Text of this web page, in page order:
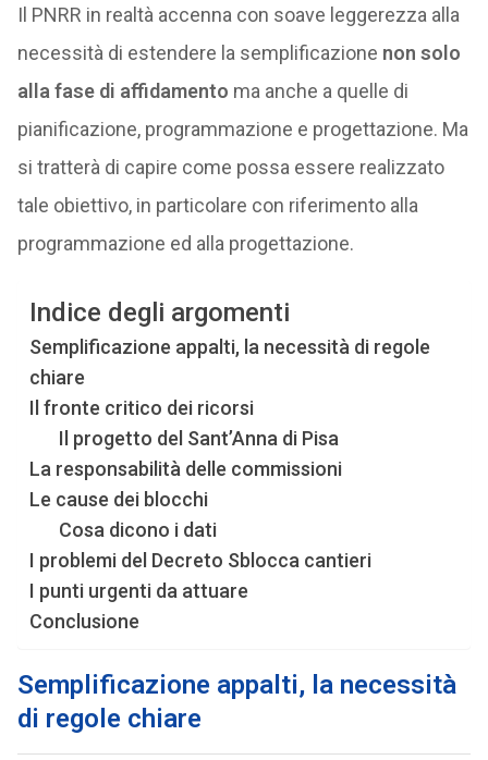
Il PNRR in realtà accenna con soave leggerezza alla
necessità di estendere la semplificazione non solo
alla fase di affidamento ma anche a quelle di
pianificazione, programmazione e progettazione. Ma
si tratterà di capire come possa essere realizzato
tale obiettivo, in particolare con riferimento alla
programmazione ed alla progettazione.
Indice degli argomenti
Semplificazione appalti, la necessità di regole
chiare
Il fronte critico dei ricorsi
Il progetto del Sant’Anna di Pisa
La responsabilità delle commissioni
Le cause dei blocchi
Cosa dicono i dati
I problemi del Decreto Sblocca cantieri
I punti urgenti da attuare
Conclusione
Semplificazione appalti, la necessità
di regole chiare